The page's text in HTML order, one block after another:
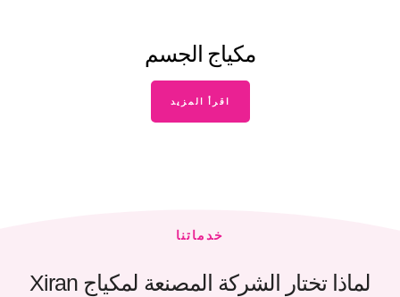
مكياج الجسم
اقرأ المزيد
خدماتنا
لماذا تختار الشركة المصنعة لمكياج Xiran